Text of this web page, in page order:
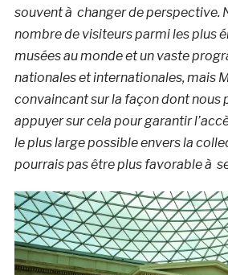
souvent à changer de perspective.
nombre de visiteurs parmi les plus
musées au monde et un vaste
nationales et internationales, mais
convaincant sur la façon dont nous
appuyer sur cela pour garantir
le plus large possible envers la
pourrais pas être plus favorable à